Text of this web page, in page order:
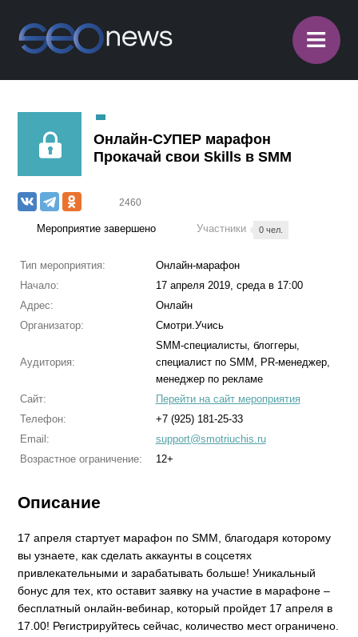
≡
Онлайн-СУПЕР марафон
Прокачай свои Skills в SMM
2460
Мероприятие завершено Участники 0 чел.
Тип мероприятия:
Онлайн-марафон
Начало:
17 апреля 2019, среда в 17:00
Адрес:
Онлайн
Организатор:
Смотри.Учись
Аудитория:
SMM-специалисты, блоггеры,
специалист по SMM, PR-менеджер,
менеджер по рекламе
Сайт:
Перейти на сайт мероприятия
Телефон:
+7 (925) 181-25-33
Email:
support@smotriuchis.ru
Возрастное ограничение:
12+
Описание
17 апреля стартует марафон по SMM, благодаря которому
вы узнаете, как сделать аккаунты в соцсетях
привлекательными и зарабатывать больше! Уникальный
бонус для тех, кто оставит заявку на участие в марафоне –
бесплатный онлайн-вебинар, который пройдет 17 апреля в
17.00! Регистрируйтесь сейчас, количество мест ограничено.